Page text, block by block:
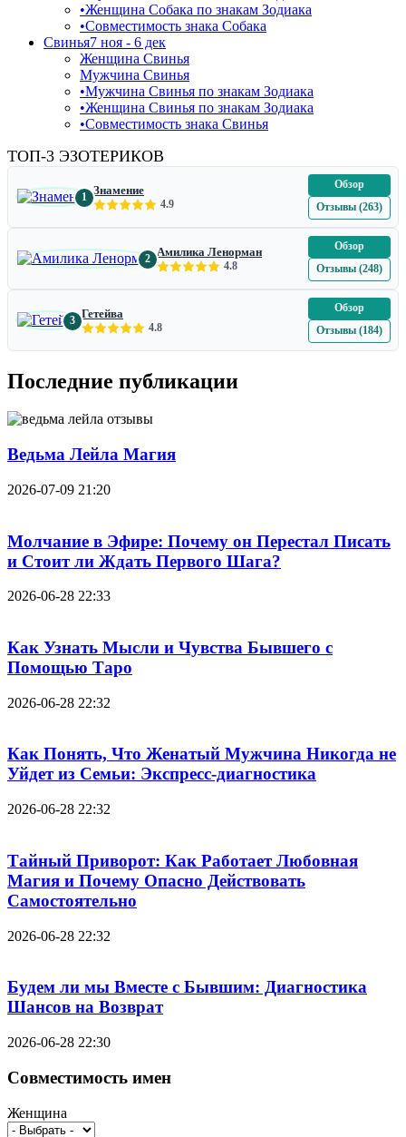
•Женщина Собака по знакам Зодиака
•Совместимость знака Собака
Свинья7 ноя - 6 дек
Женщина Свинья
Мужчина Свинья
•Мужчина Свинья по знакам Зодиака
•Женщина Свинья по знакам Зодиака
•Совместимость знака Свинья
ТОП-3 ЭЗОТЕРИКОВ
1 Знамение
4.9
Обзор
Отзывы (263)
2 Амилика Ленорман
4.8
Обзор
Отзывы (248)
3 Гетейва
4.8
Обзор
Отзывы (184)
Последние публикации
Ведьма Лейла Магия
2026-07-09 21:20
Молчание в Эфире: Почему он Перестал Писать
и Стоит ли Ждать Первого Шага?
2026-06-28 22:33
Как Узнать Мысли и Чувства Бывшего с
Помощью Таро
2026-06-28 22:32
Как Понять, Что Женатый Мужчина Никогда не
Уйдет из Семьи: Экспресс-диагностика
2026-06-28 22:32
Тайный Приворот: Как Работает Любовная
Магия и Почему Опасно Действовать
Самостоятельно
2026-06-28 22:32
Будем ли мы Вместе с Бывшим: Диагностика
Шансов на Возврат
2026-06-28 22:30
Совместимость имен
Женщина